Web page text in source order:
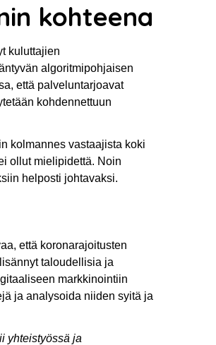
kohteena
kuluttajien
algoritmipohjaisen
että palveluntarjoavat
kohdennettuun
kolmannes vastaajista koki
ollut mielipidettä. Noin
helposti johtavaksi.
että koronarajoitusten
taloudellisia ja
markkinointiin
ja analysoida niiden syitä ja
yhteistyössä ja